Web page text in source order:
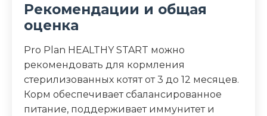
Рекомендации и общая
оценка
Pro Plan HEALTHY START можно
рекомендовать для кормления
стерилизованных котят от 3 до 12 месяцев.
Корм обеспечивает сбалансированное
питание, поддерживает иммунитет и